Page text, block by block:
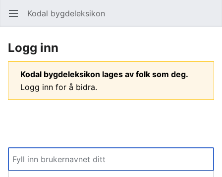
Åpne hovedmenyen Kodal bygdeleksikon
Logg inn
Kodal bygdeleksikon lages av folk som deg.
Logg inn for å bidra.